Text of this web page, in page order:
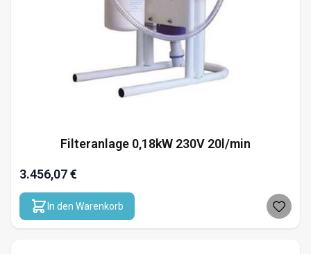
Filteranlage 0,18kW 230V 20l/min
3.456,07 €
In den Warenkorb